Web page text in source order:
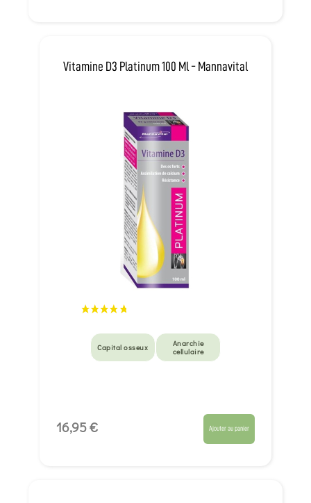
Vitamine D3 Platinum 100 Ml - Mannavital
Capital osseux
Anarchie
cellulaire
16,95 € Ajouter au panier